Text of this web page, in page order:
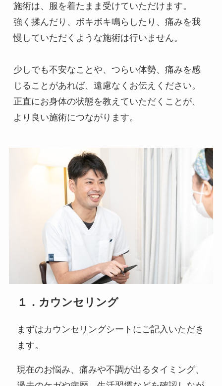
施術は、服を着たまま受けていただけます。
強く揉んだり、ボキボキ鳴らしたり、痛みを我
慢していただくような施術は行いません。
少しでも不安なことや、つらい体勢、痛みを感
じることがあれば、遠慮なくお伝えください。
正直にお身体の状態を教えていただくことが、
より良い施術につながります。
１．カウンセリング
まずはカウンセリングシートにご記入いただき
ます。
現在のお悩み、痛みや不調が出るタイミング、